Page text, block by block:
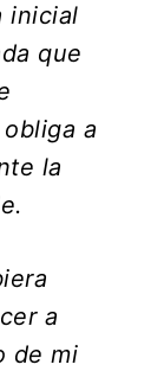
inicial
que
a
la
a
de mi